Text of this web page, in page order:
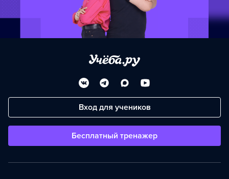
Вход для учеников
Бесплатный тренажер